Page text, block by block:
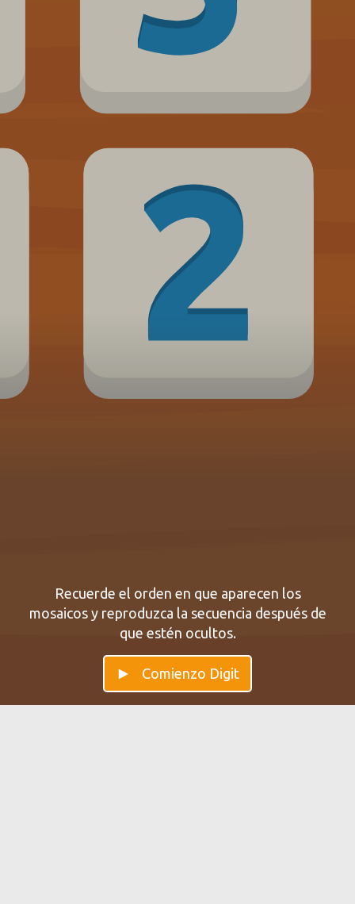
Recuerde el orden en que aparecen los
mosaicos y reproduzca la secuencia después de
que estén ocultos.
Comienzo Digit